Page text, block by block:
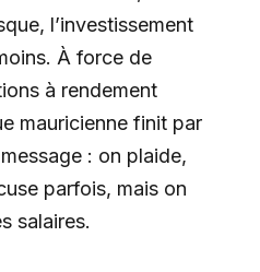
l’investissement
À force de
à rendement
mauricienne finit par
: on plaide,
parfois, mais on
salaires.